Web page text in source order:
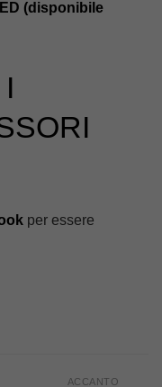
(disponibile
per essere
ACCANTO